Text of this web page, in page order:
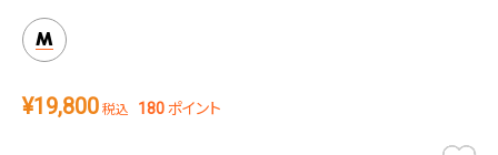
M
¥19,800 税込 180ポイント